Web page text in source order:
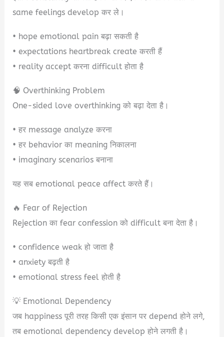
same feelings develop कर ले।
• hope emotional pain बढ़ा सकती है
• expectations heartbreak create करती हैं
• reality accept करना difficult होता है
🧠 Overthinking Problem
One-sided love overthinking को बढ़ा देता है।
• हर message analyze करना
• हर behavior का meaning निकालना
• imaginary scenarios बनाना
यह सब emotional peace affect करते हैं।
🔥 Fear of Rejection
Rejection का fear confession को difficult बना देता है।
• confidence weak हो जाता है
• anxiety बढ़ती है
• emotional stress feel होती है
💡 Emotional Dependency
जब happiness पूरी तरह किसी एक इंसान पर depend होने लगे,
तब emotional dependency develop होने लगती है।